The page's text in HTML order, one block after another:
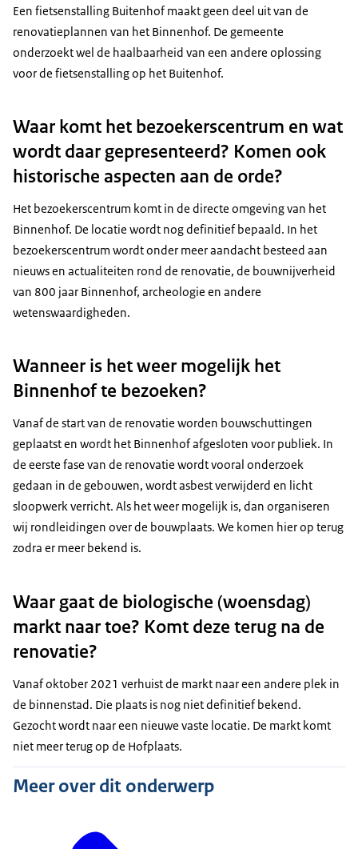
Een fietsenstalling Buitenhof maakt geen deel uit van de
renovatieplannen van het Binnenhof. De gemeente
onderzoekt wel de haalbaarheid van een andere oplossing
voor de fietsenstalling op het Buitenhof.
Waar komt het bezoekerscentrum en wat
wordt daar gepresenteerd? Komen ook
historische aspecten aan de orde?
Het bezoekerscentrum komt in de directe omgeving van het
Binnenhof. De locatie wordt nog definitief bepaald. In het
bezoekerscentrum wordt onder meer aandacht besteed aan
nieuws en actualiteiten rond de renovatie, de bouwnijverheid
van 800 jaar Binnenhof, archeologie en andere
wetenswaardigheden.
Wanneer is het weer mogelijk het
Binnenhof te bezoeken?
Vanaf de start van de renovatie worden bouwschuttingen
geplaatst en wordt het Binnenhof afgesloten voor publiek. In
de eerste fase van de renovatie wordt vooral onderzoek
gedaan in de gebouwen, wordt asbest verwijderd en licht
sloopwerk verricht. Als het weer mogelijk is, dan organiseren
wij rondleidingen over de bouwplaats. We komen hier op terug
zodra er meer bekend is.
Waar gaat de biologische (woensdag)
markt naar toe? Komt deze terug na de
renovatie?
Vanaf oktober 2021 verhuist de markt naar een andere plek in
de binnenstad. Die plaats is nog niet definitief bekend.
Gezocht wordt naar een nieuwe vaste locatie. De markt komt
niet meer terug op de Hofplaats.
Meer over dit onderwerp